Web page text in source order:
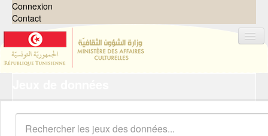
Connexion
Contact
Organisations
Groupes